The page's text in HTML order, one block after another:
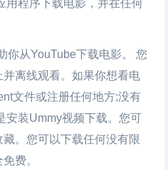
用程序下载电影，并在任何
你从YouTube下载电影。 您
离线观看。如果你想看电
文件或注册任何地方;没有
安装Ummy视频下载。您可
。您可以下载任何没有限
费。